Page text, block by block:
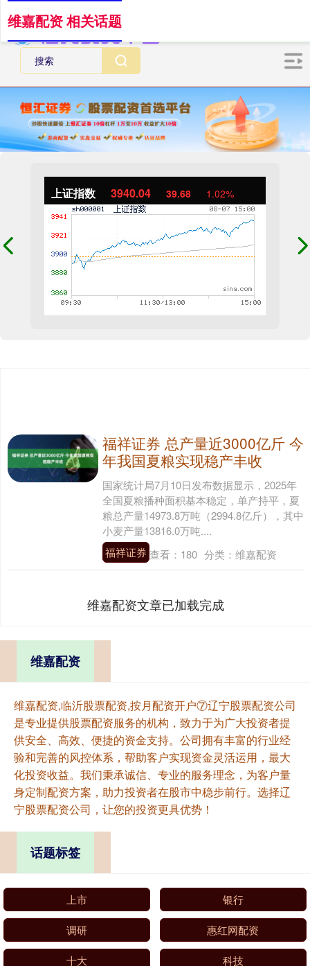
上证指数 3940.04 39.68 1.02%
维嘉配资 相关话题
福祥证券 总产量近3000亿斤 今
年我国夏粮实现稳产丰收
国家统计局7月10日发布数据显示，2025年
全国夏粮播种面积基本稳定，单产持平，夏
粮总产量14973.8万吨（2994.8亿斤），其中
小麦产量13816.0万吨....
福祥证券 查看： 180 分类： 维嘉配资
维嘉配资文章已加载完成
维嘉配资
维嘉配资,临沂股票配资,按月配资开户⑦辽宁股票配资公司
是专业提供股票配资服务的机构，致力于为广大投资者提
供安全、高效、便捷的资金支持。公司拥有丰富的行业经
验和完善的风控体系，帮助客户实现资金灵活运用，最大
化投资收益。我们秉承诚信、专业的服务理念，为客户量
身定制配资方案，助力投资者在股市中稳步前行。选择辽
宁股票配资公司，让您的投资更具优势！
话题标签
上市 银行
调研 惠红网配资
十大 科技